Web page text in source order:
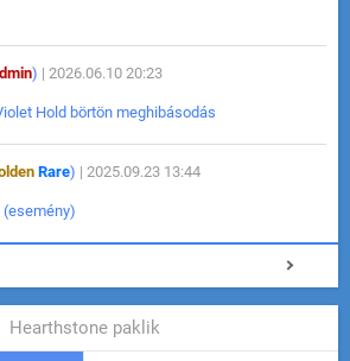
) | 2026.06.10 20:23
Hold börtön meghibásodás
Rare) | 2025.09.23 13:44
(esemény)
Hearthstone paklik